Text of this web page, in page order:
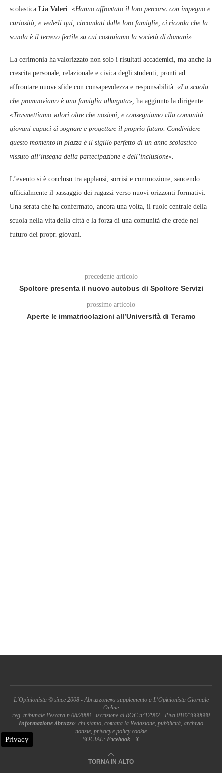
scolastica Lia Valeri. «Hanno affrontato il loro percorso con impegno e
curiosità, e vederli qui, circondati dalle loro famiglie, ci ricorda che la
scuola è il terreno fertile su cui costruiamo la società di domani».
La cerimonia ha valorizzato non solo i risultati accademici, ma anche la
crescita personale, relazionale e civica degli studenti, pronti ad
affrontare nuove sfide con consapevolezza e responsabilità. «La scuola
che promuoviamo è una famiglia allargata», ha aggiunto la dirigente.
«Trasmettiamo valori oltre che nozioni, e consegniamo alla comunità
giovani capaci di sognare e progettare il proprio futuro. Condividere
questo momento in piazza è il sigillo perfetto di un anno scolastico
vissuto all’insegna della partecipazione e dell’inclusione».
L’evento si è concluso tra applausi, sorrisi e commozione, sancendo
ufficialmente il passaggio dei ragazzi verso nuovi orizzonti formativi.
Una serata che ha confermato, ancora una volta, il ruolo centrale della
scuola nella vita della città e la forza di una comunità che crede nel
futuro dei propri giovani.
precedente articolo
Spoltore presenta il nuovo autobus di Spoltore Servizi
prossimo articolo
Aperte le immatricolazioni all’Università di Teramo
L'Opinionista © since 2008 - Abruzzonews supplemento a L'Opinionista Giornale
Online
reg. tribunale Pescara n.08/2008 - iscrizione al ROC n°17982 - P.iva 01873660680
Informazione Abruzzo: chi siamo, contatta la Redazione, pubblicità, archivio
notizie, privacy e policy cookie
SOCIAL: Facebook - X
Privacy
TORNA IN ALTO